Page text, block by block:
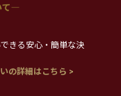
きる安心・簡単な決
の詳細はこちら >